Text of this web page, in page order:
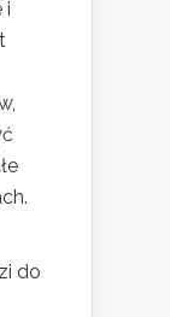
i
do